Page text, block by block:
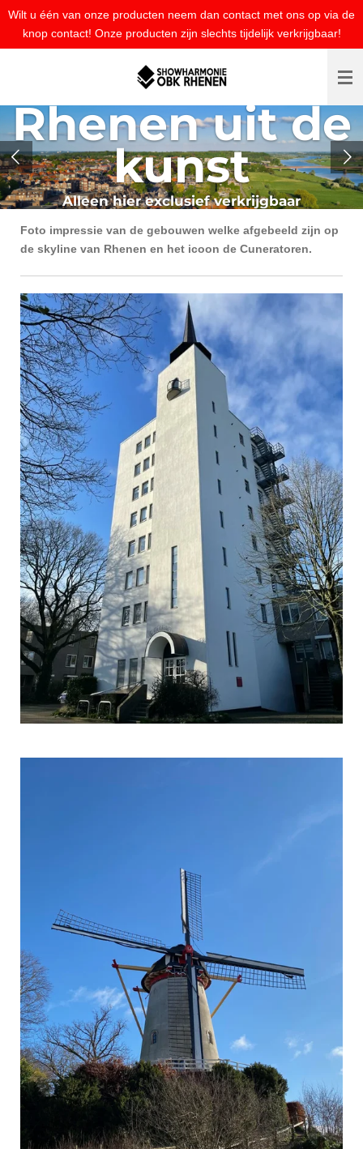
Ga
direct
Wilt u één van onze producten neem dan contact met ons op via de
knop contact! Onze producten zijn slechts tijdelijk verkrijgbaar!
Rhenen uit de
kunst
Alleen hier exclusief verkrijgbaar
Rhenen uit de
Kunst
Alleen hier exclusief verkrijgbaar
Foto impressie van de gebouwen welke afgebeeld zijn op
de skyline van Rhenen en het icoon de Cuneratoren.